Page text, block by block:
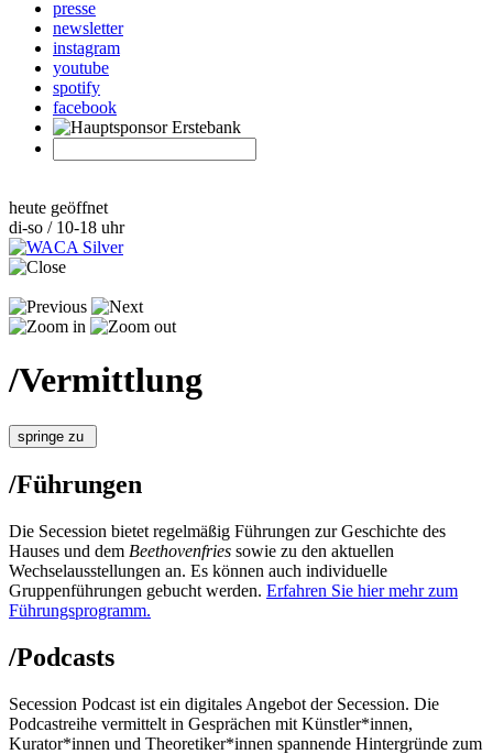
presse
newsletter
instagram
youtube
spotify
facebook
heute geöffnet
di-so / 10-18 uhr
/Vermittlung
springe zu
/Führungen
Die Secession bietet regelmäßig Führungen zur Geschichte des
Hauses und dem Beethovenfries sowie zu den aktuellen
Wechselausstellungen an. Es können auch individuelle
Gruppenführungen gebucht werden. Erfahren Sie hier mehr zum
Führungsprogramm.
/Podcasts
Secession Podcast ist ein digitales Angebot der Secession. Die
Podcastreihe vermittelt in Gesprächen mit Künstler*innen,
Kurator*innen und Theoretiker*innen spannende Hintergründe zum